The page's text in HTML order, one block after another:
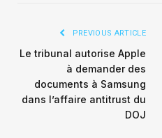
PREVIOUS ARTICLE
Le tribunal autorise Apple
à demander des
documents à Samsung
dans l’affaire antitrust du
DOJ